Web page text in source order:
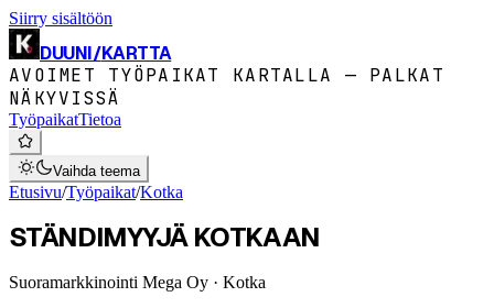
Siirry sisältöön
DUUNI/KARTTA
AVOIMET TYÖPAIKAT KARTALLA — PALKAT
NÄKYVISSÄ
TyöpaikatTietoa
Vaihda teema
Etusivu/Työpaikat/Kotka
STÄNDIMYYJÄ KOTKAAN
Suoramarkkinointi Mega Oy · Kotka